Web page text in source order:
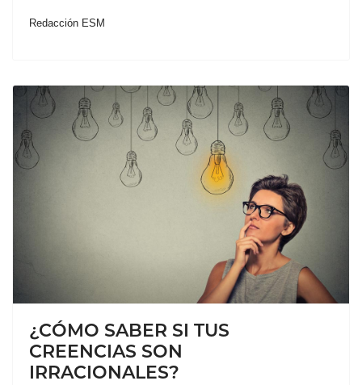
Redacción ESM
¿CÓMO SABER SI TUS
CREENCIAS SON
IRRACIONALES?